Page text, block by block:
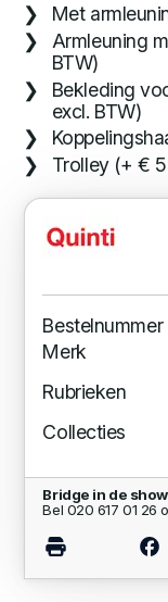
Met
Armleuning
BTW)
Bekleding
excl. BTW)
Trolley (+ €
Bestelnummer
Merk
Rubrieken
Collecties
Bridge in de
Bel 020 617 01 26